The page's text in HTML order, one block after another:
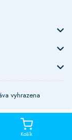
Košík
vyhrazena